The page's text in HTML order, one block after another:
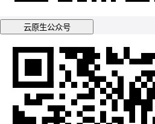
云原生公众号